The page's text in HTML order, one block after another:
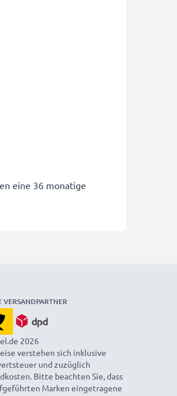
eine 36 monatige
VERSANDPARTNER
2026
verstehen sich inklusive
und zuzüglich
Bitte beachten Sie, dass
Marken eingetragene